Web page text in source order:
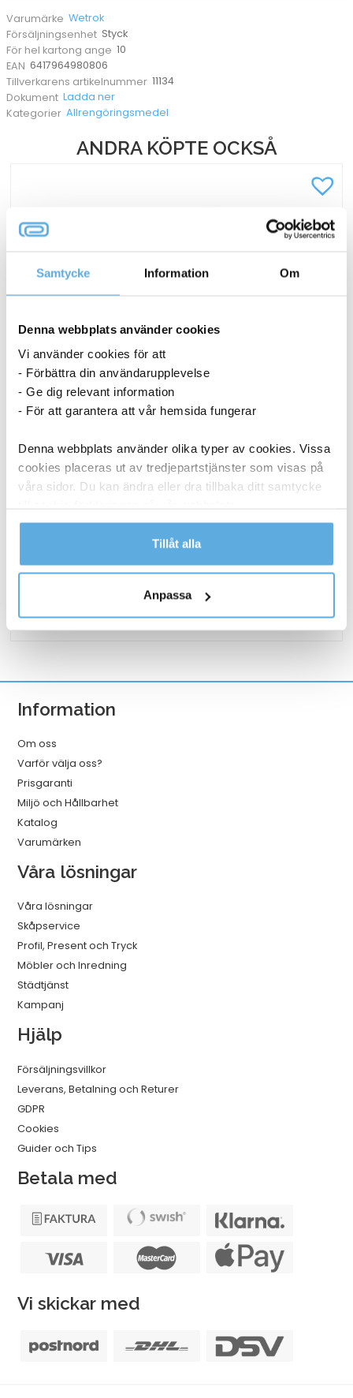
Samtycke Information Om
Denna webbplats använder cookies
Vi använder cookies för att
- Förbättra din användarupplevelse
- Ge dig relevant information
- För att garantera att vår hemsida fungerar
Denna webbplats använder olika typer av cookies. Vissa
cookies placeras ut av tredjepartstjänster som visas på
våra sidor. Du kan ändra eller dra tillbaka ditt samtycke
Läs mer i vår integritetspolicy om vilka vi är, hur du
kontaktar oss och på vilket sätt vi behandlar
Tillåt alla
Anpassa
Varumärke Wetrok
Försäljningsenhet Styck
För hel kartong ange 10
EAN 6417964980806
Tillverkarens artikelnummer 11134
Dokument Ladda ner
Kategorier Allrengöringsmedel
ANDRA KÖPTE OCKSÅ
Lamineringsficka AO Matt 2x125mic A3 25/fp
186,25kr
Lamineringsficka
2x125mic
mängd
Köp nu
Information
Om oss
Varför välja oss?
Prisgaranti
Miljö och Hållbarhet
Katalog
Varumärken
Våra lösningar
Våra lösningar
Skåpservice
Profil, Present och Tryck
Möbler och Inredning
Städtjänst
Kampanj
Hjälp
Försäljningsvillkor
Leverans, Betalning och Returer
GDPR
Cookies
Guider och Tips
Betala med
Vi skickar med